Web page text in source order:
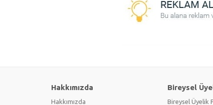
Hakkımızda
Hakkımızda
Bireysel
Bireysel Üyelik